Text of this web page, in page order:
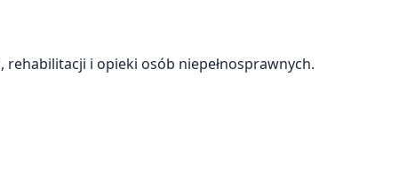
i opieki osób niepełnosprawnych.